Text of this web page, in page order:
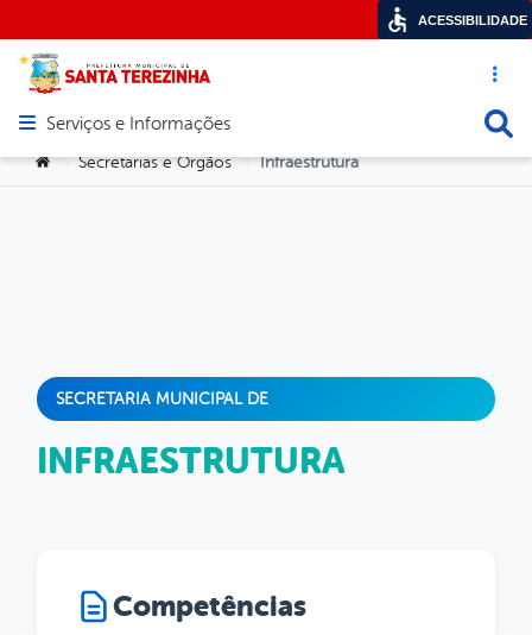
Acesso
Abrir menu principal de navegação
Serviços e Informações
Você está aqui:
> Secretarias e Orgãos > Infraestrutura
SECRETARIA MUNICIPAL DE
INFRAESTRUTURA
Competências
ACESSIBILIDADE